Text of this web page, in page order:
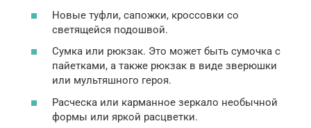
Новые туфли, сапожки, кроссовки со
светящейся подошвой.
Сумка или рюкзак. Это может быть сумочка с
пайетками, а также рюкзак в виде зверюшки
или мультяшного героя.
Расческа или карманное зеркало необычной
формы или яркой расцветки.